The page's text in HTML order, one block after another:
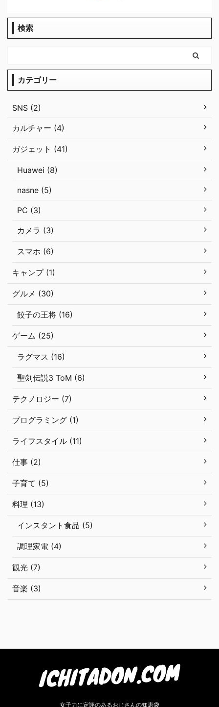
検索
カテゴリー
SNS (2)
カルチャー (4)
ガジェット (41)
Huawei (8)
nasne (5)
PC (3)
カメラ (3)
スマホ (6)
キャンプ (1)
グルメ (30)
餃子の王将 (16)
ゲーム (25)
ラグマス (16)
聖剣伝説3 ToM (6)
テクノロジー (7)
プログラミング (1)
ライフスタイル (11)
仕事 (2)
子育て (5)
料理 (13)
インスタント食品 (5)
調理家電 (4)
観光 (7)
音楽 (3)
女子力に定評のあるおじさんの知恵袋